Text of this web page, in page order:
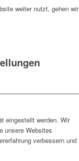
weiter nutzt, gehen wir
eingestellt werden. Wir
unsere Websites
verbessern und